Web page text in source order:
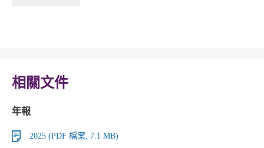
相關文件
年報
2025 (PDF 檔案, 7.1 MB)